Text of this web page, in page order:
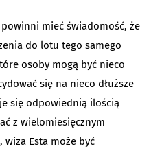
mieć świadomość, że
do lotu tego samego
osoby mogą być nieco
się na nieco dłuższe
się odpowiednią ilością
z wielomiesięcznym
wiza Esta może być